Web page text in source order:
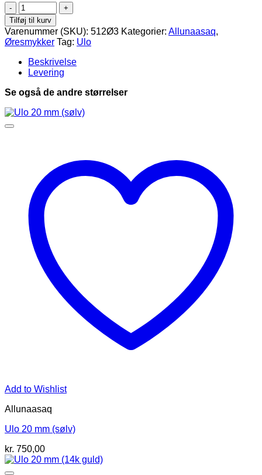
Ulo
33
mm
(8k
guld)
antal
Tilføj til kurv
Varenummer (SKU): 512Ø3 Kategorier: Allunaasaq,
Øresmykker Tag: Ulo
Beskrivelse
Levering
Se også de andre størrelser
Add to Wishlist
Allunaasaq
Ulo 20 mm (sølv)
kr. 750,00